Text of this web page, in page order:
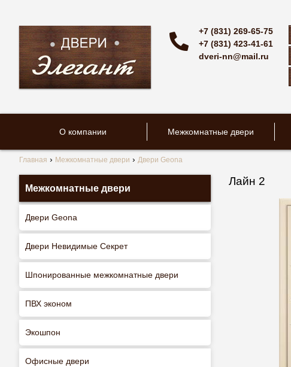
+7 (831) 269-65-75
+7 (831) 423-41-61
dveri-nn@mail.ru
О компании Межкомнатные двери
Главная Межкомнатные двери Двери Geona
Межкомнатные двери
Двери Geona
Двери Невидимые Секрет
Шпонированные межкомнатные двери
ПВХ эконом
Экошпон
Офисные двери
Лайн 2